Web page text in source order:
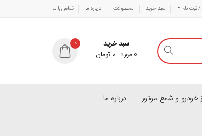
/ ثبت نام سبد خرید محصولات درباره ما تماس با ما
0
سبد خرید
0مورد-۰ تومان
خودرو و شمع موتور درباره ما